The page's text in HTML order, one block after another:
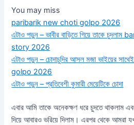
You may miss
paribarik new choti golpo 2026
এটাও পড়ুন – ভাবীর বাড়িতে গিয়ে তাকে
story 2026
এটাও পড়ুন – চোদাচুদির আসল মজা ভাইয়ের
golpo 2026
এটাও পড়ুন – প্রতিবেশী কুমারী মেয়েটিকে চোদা
এবার আমি তাকে অনেকক্ষণ ধরে চুদতে থাকলাম
দিয়ে আবারও ভরিয়ে দিলাম। এরপর থেকে আমরা